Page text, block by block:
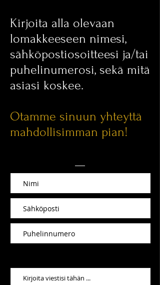
Kirjoita alla olevaan
lomakkeeseen nimesi,
sähköpostiosoitteesi ja/tai
puhelinumerosi, sekä mitä
asiasi koskee.
Otamme sinuun yhteyttä
mahdollisimman pian!